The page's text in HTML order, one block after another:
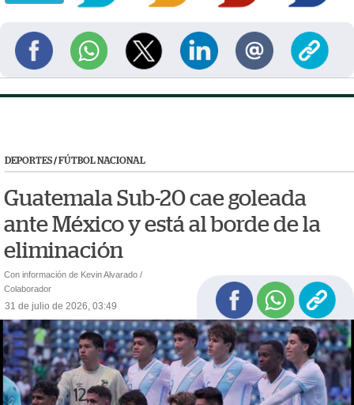
DEPORTES/FÚTBOL NACIONAL
Guatemala Sub-20 cae goleada
ante México y está al borde de la
eliminación
Con información de Kevin Alvarado /
Colaborador
31 de julio de 2026, 03:49